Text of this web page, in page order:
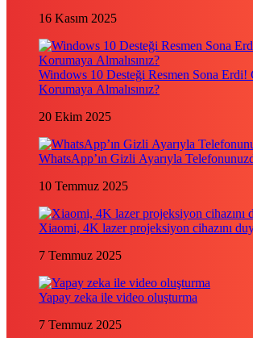
16 Kasım 2025
Windows 10 Desteği Resmen Sona Erdi!
Korumaya Almalısınız?
20 Ekim 2025
WhatsApp’ın Gizli Ayarıyla
10 Temmuz 2025
Xiaomi, 4K lazer projeksiyon cihazını
7 Temmuz 2025
Yapay zeka ile video oluşturma
7 Temmuz 2025